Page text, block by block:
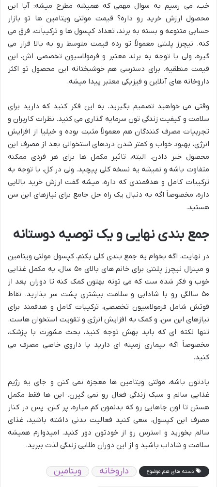
خب، می رسیم به سوال مهمی که همیشه مطرح میشه: آیا این
محصول ارزش خرید رو داره؟ قیمت مولتی ویتامین ها تو بازار
حسابی متنوعه و بسته به برند، تعداد کپسول ها و ترکیبات، فرق می
کنه. نیچرز پلنتی معمولاً تو رده قیمت متوسط رو به بالا قرار می
گیره، ولی با توجه به برند معتبر و فرمولاسیون تخصصی اش، این
قیمت منطقیه. برای دسترسی هم خوشبختانه این محصول تو اکثر
داروخانه های آنلاین و فیزیکی معتبر پیدا میشه.
وقتی می خواهید تصمیم بگیرید، به این فکر کنید که دارید برای
سلامت و کیفیت زندگی تون سرمایه گذاری می کنید. نظرات کاربران و
تجربیات مصرف کنندگان هم معمولاً مثبت بوده و خیلیا از افزایش
انرژی، بهبود خواب و کمتر شدن دردهای استخوانی بعد از مصرف این
محصول خبر دادن. البته، تاثیر مکمل ها برای هر فردی ممکنه
متفاوت باشه و نمیشه یه نسخه کلی پیچید. ولی در کل، با توجه به
ترکیبات کامل و هدفمندی که داره، میشه گفت ارزش خرید بالایی
داره، مخصوصاً اگه به دنبال یک راه حل جامع برای نیازهای این سن
هستید.
جمع بندی نهایی و یک توصیه دوستانه
در نهایت، اگه بخوام یه جمع بندی کلی بکنم، کپسول مولتی ویتامین
و مینرال نیچرز پلنتی برای خانم های بالای ۵۰ سال، یه مکمل غذایی
خوب و فکر شده ست که می تونه بهتون کمک کنه تا دوران بعد از
۵۰ سالگی رو با شادابی و سلامت بیشتری پشت سر بذارید. نقاط
قوتش شامل فرمولاسیون تخصصی، ترکیبات کامل و هدفمند برای
نیازهای این سن، و کمک به افزایش انرژی و تقویت استخوان هاست.
تنها نکته ای که باید بهش توجه کنید، بحث مشورت با پزشک،
مخصوصاً اگه بیماری زمینه ای دارید یا داروی خاصی مصرف می
کنید.
یادتون باشه، مولتی ویتامین ها معجزه نمی کنن و جای یه رژیم
غذایی سالم و سبک زندگی فعال رو نمی گیرن. این ها فقط مکمل
هستن تا اون جاهایی رو که بدنمون کم میاره، پر کنن. پس در کنار
مصرف این کپسول، سعی کنید فعالیت بدنی داشته باشید، غذای
سالم بخورید و استرس رو از خودتون دور کنید. امیدوارم همیشه
سلامت و شاداب باشید و از این دوران طلایی زندگی لذت ببرید.
دسته های هم موضوع داروخانه ویتامین